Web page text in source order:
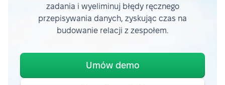
zadania i wyeliminuj błędy ręcznego
przepisywania danych, zyskując czas na
budowanie relacji z zespołem.
Umów demo